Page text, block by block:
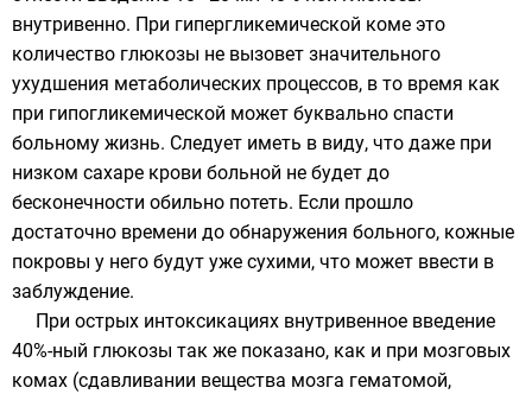
внутривенно. При гипергликемической коме это
количество глюкозы не вызовет значительного
ухудшения метаболических процессов, в то время как
при гипогликемической может буквально спасти
больному жизнь. Следует иметь в виду, что даже при
низком сахаре крови больной не будет до
бесконечности обильно потеть. Если прошло
достаточно времени до обнаружения больного, кожные
покровы у него будут уже сухими, что может ввести в
заблуждение.
При острых интоксикациях внутривенное введение
40%-ный глюкозы так же показано, как и при мозговых
комах (сдавливании вещества мозга гематомой,